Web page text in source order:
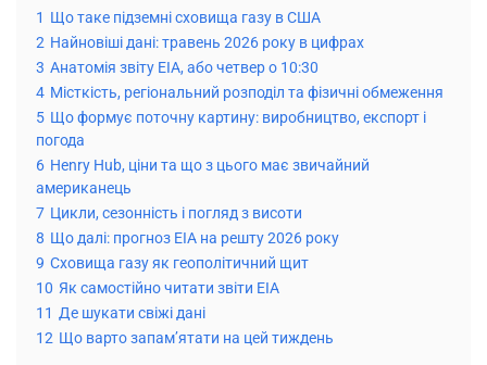
1 Що таке підземні сховища газу в США
2 Найновіші дані: травень 2026 року в цифрах
3 Анатомія звіту EIA, або четвер о 10:30
4 Місткість, регіональний розподіл та фізичні обмеження
5 Що формує поточну картину: виробництво, експорт і
погода
6 Henry Hub, ціни та що з цього має звичайний
американець
7 Цикли, сезонність і погляд з висоти
8 Що далі: прогноз EIA на решту 2026 року
9 Сховища газу як геополітичний щит
10 Як самостійно читати звіти EIA
11 Де шукати свіжі дані
12 Що варто запам’ятати на цей тиждень